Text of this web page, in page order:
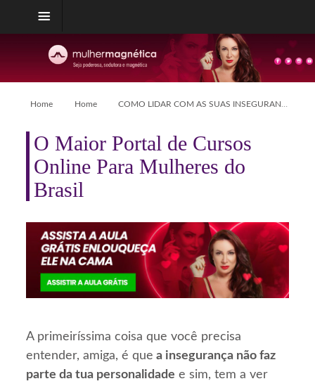
Home Home COMO LIDAR COM AS SUAS INSEGURANÇAS
O Maior Portal de Cursos
Online Para Mulheres do
Brasil
A primeiríssima coisa que você precisa
entender, amiga, é que a insegurança não faz
parte da tua personalidade e sim, tem a ver